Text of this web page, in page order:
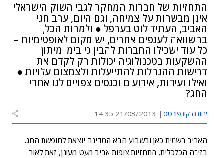
התחזיות של חברות המחקר לגבי השוק הישראלי
אינן מבשרות על צמיחה, וגם היום, ערב חגי
האביב, העתיד לוט בערפל ● ולמרות הכל,
בהשוואה לענפים אחרים, יש מקום לאופטימיות –
כל עוד ישכילו החברות להבין כי בימי מיתון
ההשקעות בטכנולוגיה יכולות רק לקדם את
דרישות ההנהלות להתייעלות ולצמצום עלויות ●
ואילו ועידות, אירועים וכנסים צפויים לנו אחרי
החג?
יהודה קונפורטס 21/03/2013 14:35
האביב רשמית כאן ובשבוע הבא המדינה יוצאת לחופשת החג.
בזירה הכלכלית, התחזיות צופות אביב מעט מעונן, זאת לאור